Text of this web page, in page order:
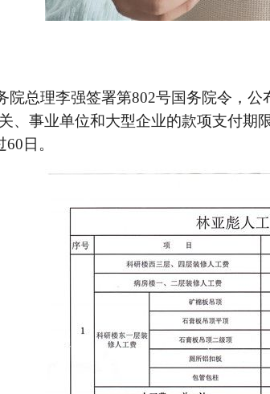
总理李强签署第802号国务院令，公
、事业单位和大型企业的款项支付
日。